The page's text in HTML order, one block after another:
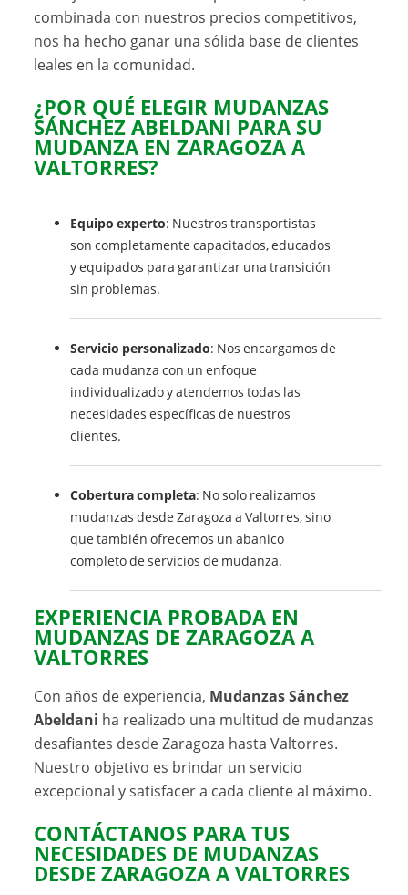
combinada con nuestros precios competitivos,
nos ha hecho ganar una sólida base de clientes
leales en la comunidad.
¿POR QUÉ ELEGIR MUDANZAS
SÁNCHEZ ABELDANI PARA SU
MUDANZA EN ZARAGOZA A
VALTORRES?
Equipo experto: Nuestros transportistas
son completamente capacitados, educados
y equipados para garantizar una transición
sin problemas.
Servicio personalizado: Nos encargamos de
cada mudanza con un enfoque
individualizado y atendemos todas las
necesidades específicas de nuestros
clientes.
Cobertura completa: No solo realizamos
mudanzas desde Zaragoza a Valtorres, sino
que también ofrecemos un abanico
completo de servicios de mudanza.
EXPERIENCIA PROBADA EN
MUDANZAS DE ZARAGOZA A
VALTORRES
Con años de experiencia, Mudanzas Sánchez
Abeldani ha realizado una multitud de mudanzas
desafiantes desde Zaragoza hasta Valtorres.
Nuestro objetivo es brindar un servicio
excepcional y satisfacer a cada cliente al máximo.
CONTÁCTANOS PARA TUS
NECESIDADES DE MUDANZAS
DESDE ZARAGOZA A VALTORRES